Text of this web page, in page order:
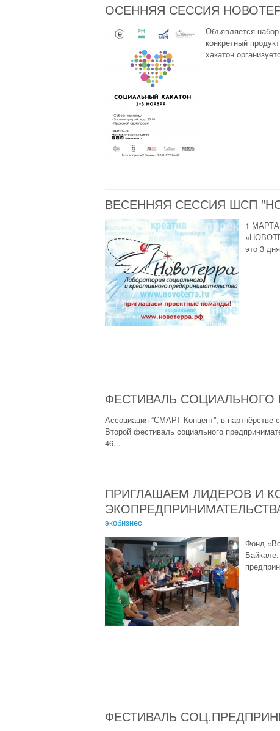
ОСЕННЯЯ СЕССИЯ
Объявляется
конкретный
хакатон
ВЕСЕННЯЯ СЕССИЯ ШСП
1
это 3
ФЕСТИВАЛЬ СОЦИАЛЬНОГО
Ассоциация “СМАРТ-Концепт”, в
Второй фестиваль социального
46...
ПРИГЛАШАЕМ ЛИДЕРОВ И
экобизнес
Фонд
ФЕСТИВАЛЬ